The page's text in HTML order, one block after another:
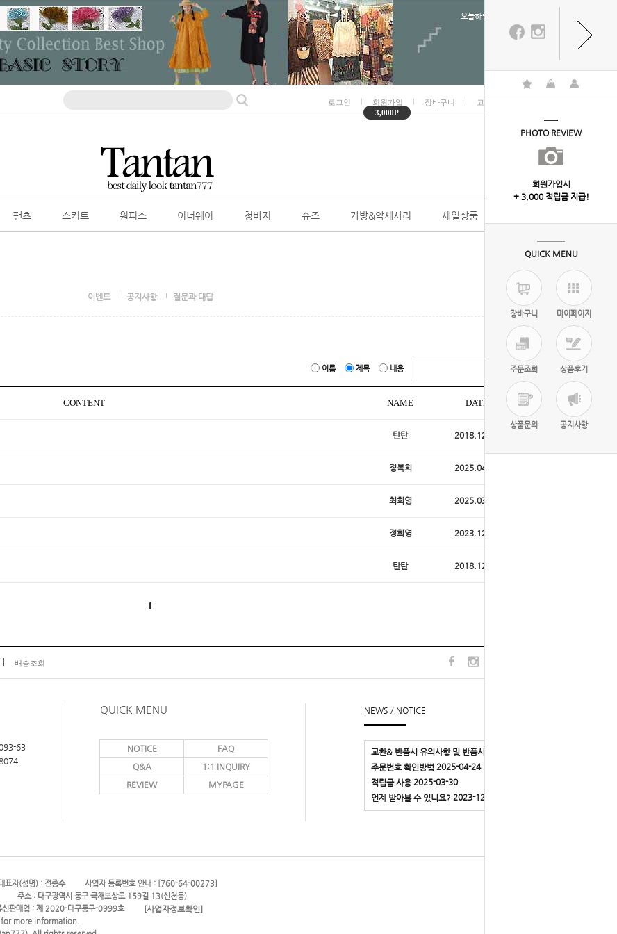
오늘하루 열지않음
로그인
회원가입
3,000P
장바구니 고객센터 ㅣ
팬츠 스커트 원피스 이너웨어 청바지 슈즈 가방&악세사리 세일상품
이벤트 공지사항 질문과 대답
이름 제목 내용
CONTENT NAME DATE HITS
탄탄 2018.12.05
정복희 2025.04.24
최희영 2025.03.30
정희영 2023.12.03
탄탄 2018.12.03
1
배송조회
63
QUICK MENU
NOTICE
FAQ
Q&A
1:1 INQUIRY
REVIEW
MYPAGE
NEWS / NOTICE
교환& 반품시 유의사항 및 반품시 주소
주문번호 확인방법 2025-04-24
적립금 사용2025-03-30
언제 받아볼 수 있니요? 2023-12-03
표자(성명) : 전종수
사업자 등록번호 안내 : [760-64-00273]
주소 : 대구광역시 동구 국채보상로 159길 13(신천동)
신판매업 : 제 2020-대구동구-0999호 [사업자정보확인]
for more information.
PHOTO REVIEW
회원가입시
+ 3,000 적립금 지급!
QUICK MENU
장바구니 마이페이지
주문조회 상품후기
상품문의 공지사항